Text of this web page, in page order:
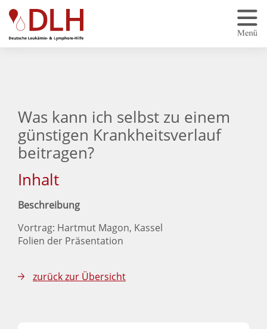
Zum Hauptinhalt springen
Was kann ich selbst zu einem
günstigen Krankheitsverlauf
beitragen?
Inhalt
Beschreibung
Vortrag: Hartmut Magon, Kassel
Folien der Präsentation
zurück zur Übersicht